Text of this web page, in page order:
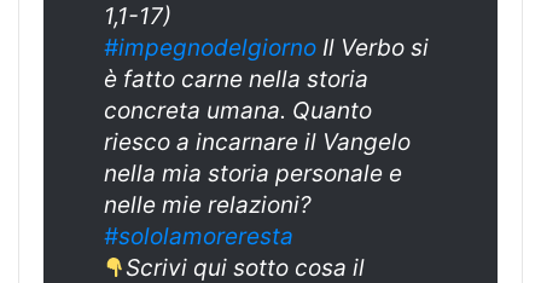
1,1-17)
#impegnodelgiorno Il Verbo si
è fatto carne nella storia
concreta umana. Quanto
riesco a incarnare il Vangelo
nella mia storia personale e
nelle mie relazioni?
#sololamoreresta
Scrivi qui sotto cosa il